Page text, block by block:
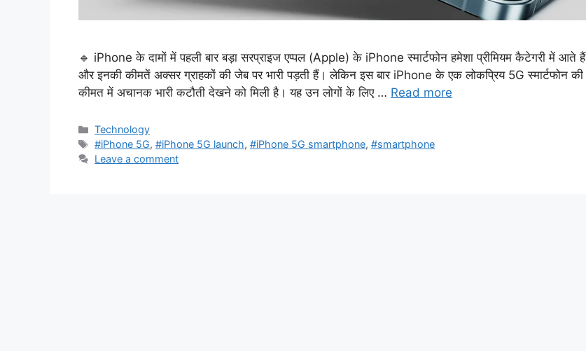
🔹 iPhone के दामों में पहली बार बड़ा सरप्राइज एप्पल (Apple) के iPhone स्मार्टफोन हमेशा प्रीमियम कैटेगरी में आते हैं
और इनकी कीमतें अक्सर ग्राहकों की जेब पर भारी पड़ती हैं। लेकिन इस बार iPhone के एक लोकप्रिय 5G स्मार्टफोन की
कीमत में अचानक भारी कटौती देखने को मिली है। यह उन लोगों के लिए … Read more
Categories
Technology
Tags
#iPhone 5G,#iPhone 5G launch,#iPhone 5G smartphone,#smartphone
Leave a comment